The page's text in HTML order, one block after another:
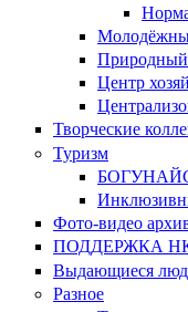
Природный
Центр
Творческие
Туризм
Фото-видео
ПОДДЕРЖКА
Выдающиеся
Разное